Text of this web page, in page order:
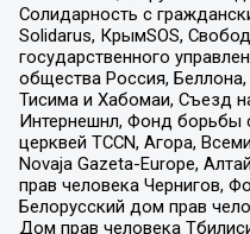
Солидарность с
Solidarus, КрымSOS,
государственного
общества Россия,
Тисима и Хабомаи, Съезд
Интернешнл, Фонд борьбы
церквей TCCN, Агора,
Novaja Gazeta-Europe,
прав человека Чернигов,
Белорусский дом прав
Дом прав человека